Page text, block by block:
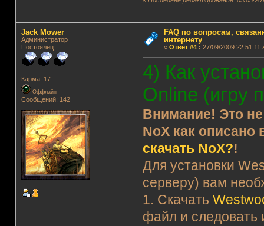
Jack Mower
Администратор
Постоялец
Карма: 17
Оффлайн
Сообщений: 142
FAQ по вопросам,
интернету
« Ответ #4: 27/09/2009 22:51:11
4) Как
Online (игру
Внимание! Это
NoX как
скачать NoX?!
Для установки
серверу) вам
1. Скачать
файл и следовать